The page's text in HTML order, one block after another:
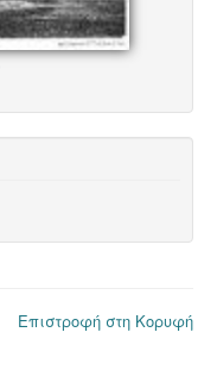
Επιστροφή στη Κορυφή